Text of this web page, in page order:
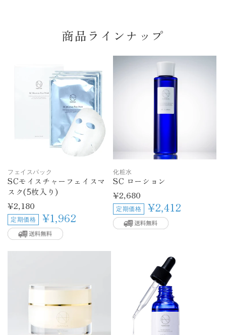
商品ラインナップ
フェイスパック
SCモイスチャーフェイスマ
スク(5枚入り)
通
常
価
格
¥2,180
定期価格 ¥1,962
化粧水
SC ローション
通
常
価
格
¥2,680
定期価格 ¥2,412